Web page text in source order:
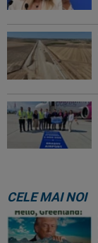
CELE MAI NOI